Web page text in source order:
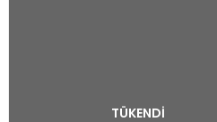
TÜKENDİ